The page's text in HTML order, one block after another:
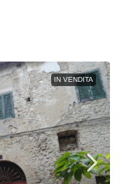
IN VENDITA